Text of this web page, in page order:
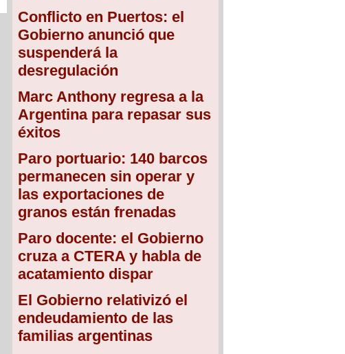
Conflicto en Puertos: el
Gobierno anunció que
suspenderá la
desregulación
Marc Anthony regresa a la
Argentina para repasar sus
éxitos
Paro portuario: 140 barcos
permanecen sin operar y
las exportaciones de
granos están frenadas
Paro docente: el Gobierno
cruza a CTERA y habla de
acatamiento dispar
El Gobierno relativizó el
endeudamiento de las
familias argentinas